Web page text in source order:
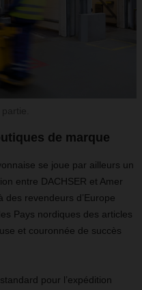
de marque
se joue par ailleurs un
entre DACHSER et Amer
des revendeurs d’Europe
Pays nordiques des articles
et couronnée de succès
pour l’expédition